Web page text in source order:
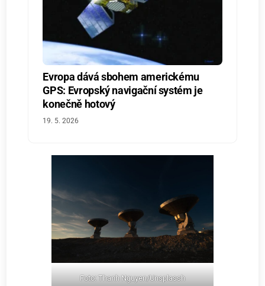
Evropa dává sbohem americkému
GPS: Evropský navigační systém je
konečně hotový
19. 5. 2026
Foto: Thanh Nguyen/Unsplassh